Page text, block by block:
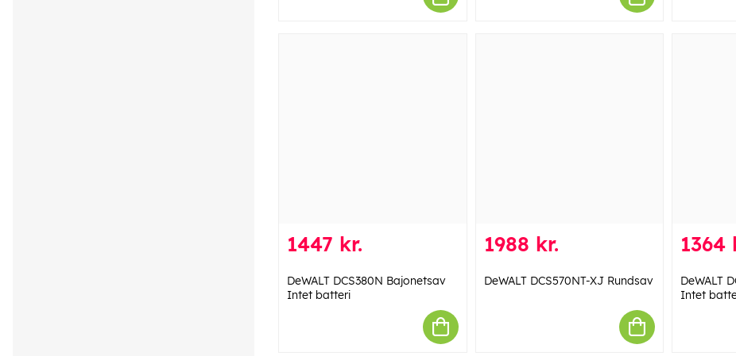
1447 kr.
DeWALT DCS380N Bajonetsav
Intet batteri
1988 kr.
DeWALT DCS570NT-XJ Rundsav
1364
DeWALT
Intet